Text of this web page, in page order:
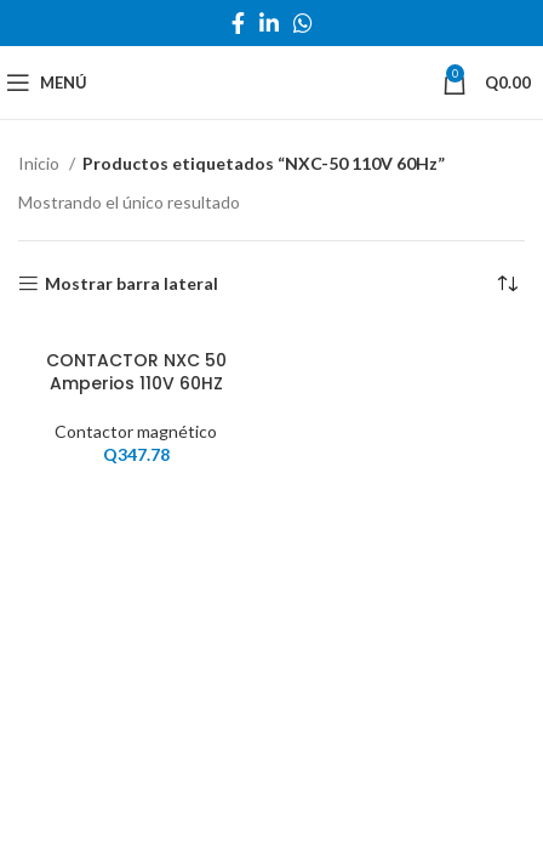
MENÚ 0 Q0.00
Inicio
Productos etiquetados “NXC-50 110V 60Hz”
Mostrando el único resultado
Mostrar barra lateral
CONTACTOR NXC 50
Amperios 110V 60HZ
Contactor magnético
Q347.78